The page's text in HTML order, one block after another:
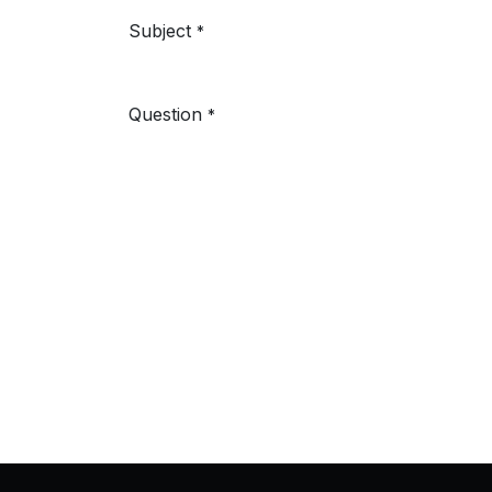
Subject *
Question *